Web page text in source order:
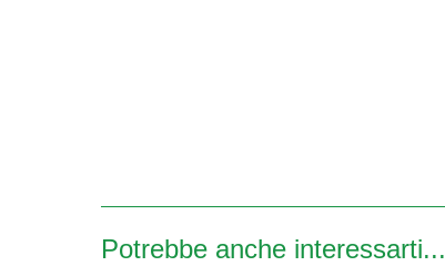
Potrebbe anche interessarti...